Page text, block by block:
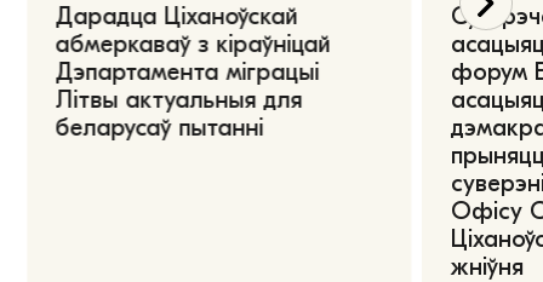
Дарадца Ціханоўскай
абмеркаваў з кіраўніцай
Дэпартамента міграцыі
Літвы актуальныя для
беларусаў пытанні
форум
Офісу
жніўня